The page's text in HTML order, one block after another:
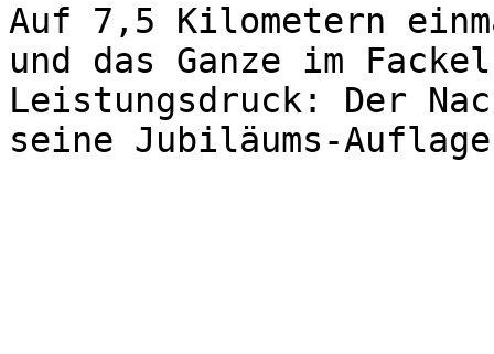
Auf 7,5 Kilometern
und das Ganze im
Leistungsdruck: Der
seine Jubiläums-